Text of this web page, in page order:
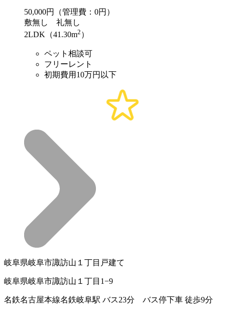
50,000円（管理費：0円）
敷無し 礼無し
2LDK（41.30m2 ）
ペット相談可
フリーレント
初期費用10万円以下
岐阜県岐阜市諏訪山１丁目戸建て
岐阜県岐阜市諏訪山１丁目1−9
名鉄名古屋本線名鉄岐阜駅 バス23分 バス停下車 徒歩9分